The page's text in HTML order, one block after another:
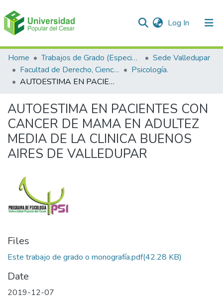
Log In (current)
Communities & Collections
All of DSpace
Home Trabajos de Grado (Especializaciones y Pregrados)
Sede Valledupar
Facultad de Derecho, Ciencias Políticas y Sociales.
Psicología.
AUTOESTIMA EN PACIENTES CON CANCER DE MAMA EN ADULTEZ MEDIA DE LA CLINICA BUENOS AIRES DE VALLEDUPAR
AUTOESTIMA EN PACIENTES CON
CANCER DE MAMA EN ADULTEZ
MEDIA DE LA CLINICA BUENOS
AIRES DE VALLEDUPAR
Files
Este trabajo de grado o monografía.pdf(42.28 KB)
Date
2019-12-07